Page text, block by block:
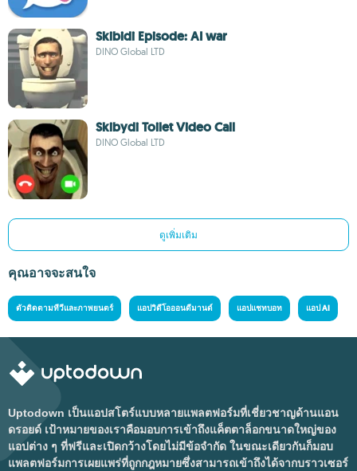
Skibidi Episode: AI war
DINO Global LTD
Skibydi Toilet Video Call
DINO Global LTD
ดูเพิ่มเติม
คุณอาจจะสนใจ
ตัวติดตามทีวีและภาพยนตร์ แอปวิดีโอออนดีมานด์ แอปแชทบอท แอป AI
Uptodown เป็นแอปสโตร์แบบหลายแพลตฟอร์มที่เชี่ยวชาญด้านแอน
ดรอยด์ เป้าหมายของเราคือมอบการเข้าถึงแค็ตตาล็อกขนาดใหญ่ของ
แอปต่าง ๆ ที่ฟรีและเปิดกว้างโดยไม่มีข้อจำกัด ในขณะเดียวกันก็มอบ
แพลตฟอร์มการเผยแพร่ที่ถูกกฎหมายซึ่งสามารถเข้าถึงได้จากบราวเซอร์